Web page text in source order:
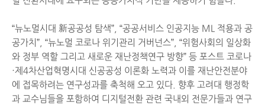
“뉴노멀시대 新공공성 탐색”, “공공서비스 인공지능 ML 적용과 공
공가치”, “뉴노멀 코로나 위기관리 거버넌스”, “위험사회의 일상화
와 정부 역할 그리고 새로운 재난정책연구 방향” 등 포스트 코로나
·제4차산업혁명시대 신공공성 이론화 노력과 이를 재난안전분야
에 접목하려는 연구성과를 축척해 오고 있다. 향후 고려대 행정학
과 교수님들을 포함하여 디지털전환 관련 국내외 전문가들과 연구